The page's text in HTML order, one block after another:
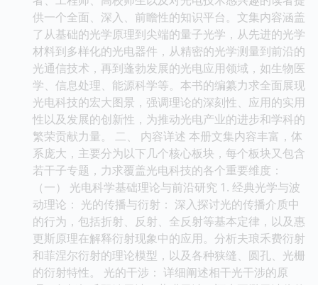
供一个全面、深入、前瞻性的知识平台。文集内容涵盖
了从基础的光学原理到尖端的量子光学，从先进的光学
材料到多样化的光电器件，从精密的光学测量到前沿的
光通信技术，再到蓬勃发展的光电应用领域，如生物医
学、信息处理、能源科学等。本书的编纂力求全面展现
光电科技的宏大图景，强调理论的深刻性、应用的实用
性以及发展的创新性，为推动光电产业的进步和学科的
繁荣贡献力量。 二、 内容详述 本册文集内容丰富，体
系庞大，主要分为以下几个核心板块，每个板块又包含
若干子专题，力求覆盖光电科技的各个重要维度：
（一） 光电科学基础理论与前沿研究 1. 经典光学与波
动理论： 光的传播与衍射： 深入探讨光的传播介质中
的行为，包括折射、反射、全反射等基本定律，以及惠
更斯原理在解释衍射现象中的应用。分析夫琅禾费衍射
和菲涅尔衍射的理论模型，以及各种狭缝、圆孔、光栅
的衍射特性。 光的干涉： 详细阐述相干光干涉的原